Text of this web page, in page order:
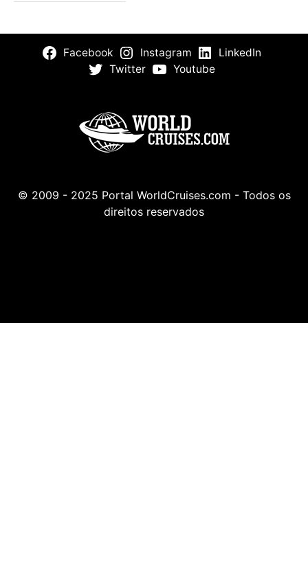
Facebook Instagram
LinkedIn
Twitter
Youtube
© 2009 - 2025 Portal WorldCruises.com - Todos os
direitos reservados